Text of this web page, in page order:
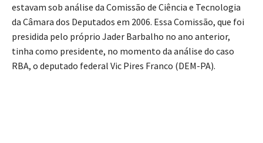
estavam sob análise da Comissão de Ciência e Tecnologia
da Câmara dos Deputados em 2006. Essa Comissão, que foi
presidida pelo próprio Jader Barbalho no ano anterior,
tinha como presidente, no momento da análise do caso
RBA, o deputado federal Vic Pires Franco (DEM-PA).